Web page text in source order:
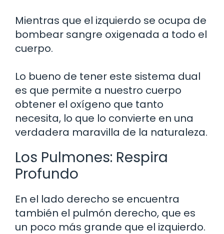
Mientras que el izquierdo se ocupa de
bombear sangre oxigenada a todo el
cuerpo.
Lo bueno de tener este sistema dual
es que permite a nuestro cuerpo
obtener el oxígeno que tanto
necesita, lo que lo convierte en una
verdadera maravilla de la naturaleza.
Los Pulmones: Respira
Profundo
En el lado derecho se encuentra
también el pulmón derecho, que es
un poco más grande que el izquierdo.